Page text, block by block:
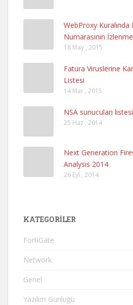
WebProxy Kuralında
Numarasının
18 May , 2015
Fatura Viruslerine
Listesi
14 Mar , 2015
NSA sunucuları listesi
25 Haz , 2014
Next Generation
Analysis 2014
26 Eyl , 2014
KATEGORILER
FortiGate
Network
Genel
Yazılım Günlüğü